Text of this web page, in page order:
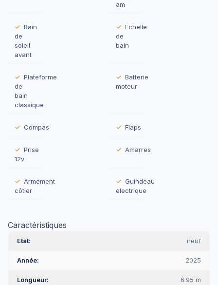
am
Bain
de
soleil
avant
Echelle
de
bain
Plateforme
de
bain
classique
Batterie
moteur
Compas Flaps
Prise
12v
Amarres
Armement
côtier
Guindeau
electrique
Caractéristiques
Etat neuf
Année 2025
Longueur 6.95 m